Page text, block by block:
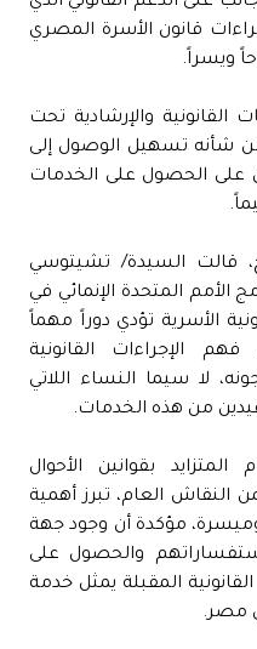
قانون الأسرة المصري
ويسراً.
والإرشادية تحت
شأنه تسهيل الوصول إلى
على الحصول على الخدمات
قالت السيدة/ تشيتوسي
الأمم المتحدة الإنمائي في
الأسرية تؤدي دوراً مهماً
الإجراءات القانونية
لا سيما النساء اللاتي
من هذه الخدمات.
بقوانين الأحوال
العام، تبرز أهمية
مؤكدة أن وجود جهة
والحصول على
المقبلة يمثل خدمة
مصر.